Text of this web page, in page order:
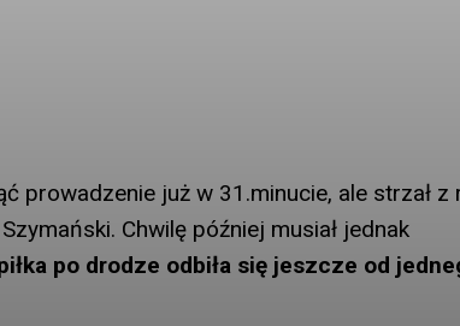
prowadzenie już w 31.minucie, ale strzał z
Chwilę później musiał jednak
po drodze odbiła się jeszcze od